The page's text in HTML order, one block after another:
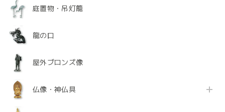
庭置物・吊灯籠
龍の口
屋外ブロンズ像
仏像・神仏具